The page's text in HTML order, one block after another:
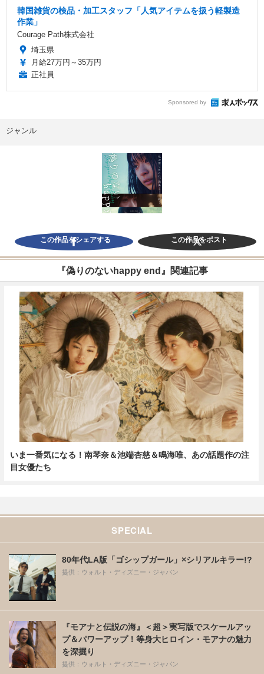
韓国雑貨の検品・加工スタッフ「人気アイテムを扱う軽製造
作業」
Courage Path株式会社
埼玉県
月給27万円～35万円
正社員
Sponsored by
ジャンル
この作品をシェアする この作品をポスト
『偽りのないhappy end』関連記事
いま一番気になる！南琴奈＆池端杏慈＆鳴海唯、あの話題作の注
目女優たち
SPECIAL
80年代LA版「ゴシップガール」×シリアルキラー!?
提供：ウォルト・ディズニー・ジャパン
『モアナと伝説の海』＜超＞実写版でスケールアッ
プ＆パワーアップ！等身大ヒロイン・モアナの魅力
を深掘り
提供：ウォルト・ディズニー・ジャパン